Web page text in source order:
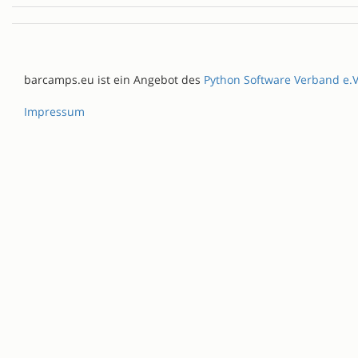
barcamps.eu ist ein Angebot des Python Software Verband
Impressum